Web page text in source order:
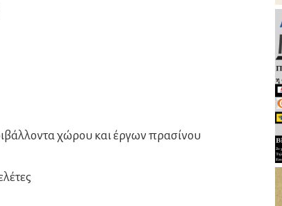
χώρου και έργων πρασίνου